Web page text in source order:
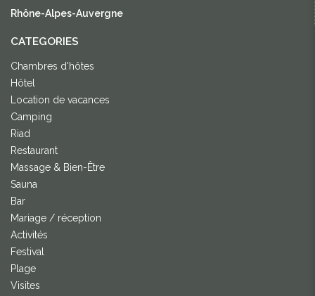
Rhône-Alpes-Auvergne
CATEGORIES
Chambres d'hôtes
Hôtel
Location de vacances
Camping
Riad
Restaurant
Massage & Bien-Être
Sauna
Bar
Mariage / réception
Activités
Festival
Plage
Visites